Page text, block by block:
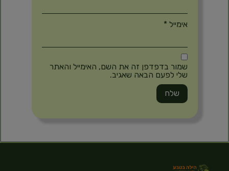
אימייל *
שמור בדפדפן זה את השם, האימייל והאתר
שלי לפעם הבאה שאגיב.